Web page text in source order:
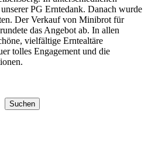
PG Erntedank. Danach wurde
Der Verkauf von Minibrot für
das Angebot ab. In allen
vielfältige Erntealtäre
tolles Engagement und die
Suchen